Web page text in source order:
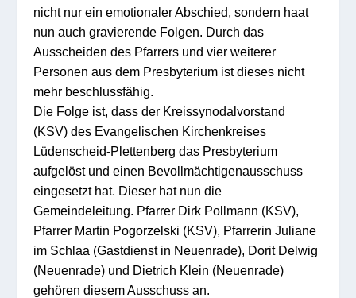
nicht nur ein emotionaler Abschied, sondern haat
nun auch gravierende Folgen. Durch das
Ausscheiden des Pfarrers und vier weiterer
Personen aus dem Presbyterium ist dieses nicht
mehr beschlussfähig.
Die Folge ist, dass der Kreissynodalvorstand
(KSV) des Evangelischen Kirchenkreises
Lüdenscheid-Plettenberg das Presbyterium
aufgelöst und einen Bevollmächtigenausschuss
eingesetzt hat. Dieser hat nun die
Gemeindeleitung. Pfarrer Dirk Pollmann (KSV),
Pfarrer Martin Pogorzelski (KSV), Pfarrerin Juliane
im Schlaa (Gastdienst in Neuenrade), Dorit Delwig
(Neuenrade) und Dietrich Klein (Neuenrade)
gehören diesem Ausschuss an.